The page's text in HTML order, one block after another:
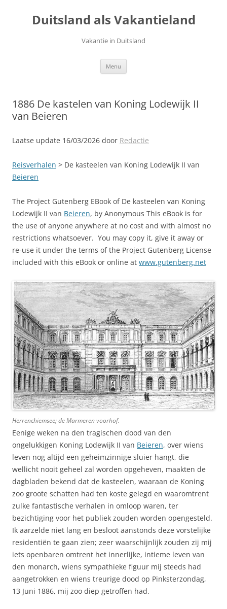
inhoudDuitsland als Vakantieland
Vakantie in Duitsland
Menu
1886 De kastelen van Koning Lodewijk II
van Beieren
Laatse update 16/03/2026 door Redactie
Reisverhalen > De kasteelen van Koning Lodewijk II van
Beieren
The Project Gutenberg EBook of De kasteelen van Koning
Lodewijk II van Beieren, by Anonymous This eBook is for
the use of anyone anywhere at no cost and with almost no
restrictions whatsoever. You may copy it, give it away or
re-use it under the terms of the Project Gutenberg License
included with this eBook or online at www.gutenberg.net
Herrenchiemsee; de Marmeren voorhof.
Eenige weken na den tragischen dood van den
ongelukkigen Koning Lodewijk II van Beieren, over wiens
leven nog altijd een geheimzinnige sluier hangt, die
wellicht nooit geheel zal worden opgeheven, maakten de
dagbladen bekend dat de kasteelen, waaraan de Koning
zoo groote schatten had ten koste gelegd en waaromtrent
zulke fantastische verhalen in omloop waren, ter
bezichtiging voor het publiek zouden worden opengesteld.
Ik aarzelde niet lang en besloot aanstonds deze vorstelijke
residentiën te gaan zien; zeer waarschijnlijk zouden zij mij
iets openbaren omtrent het innerlijke, intieme leven van
den monarch, wiens sympathieke figuur mij steeds had
aangetrokken en wiens treurige dood op Pinksterzondag,
13 Juni 1886, mij zoo diep getroffen had.